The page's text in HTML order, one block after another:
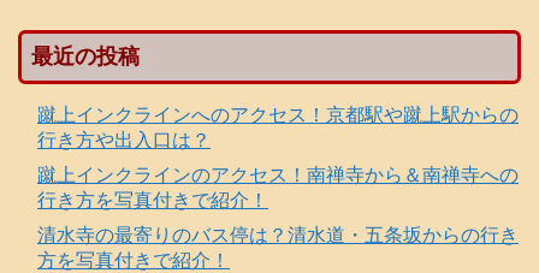
最近の投稿
蹴上インクラインへのアクセス！京都駅や蹴上駅からの
行き方や出入口は？
蹴上インクラインのアクセス！南禅寺から＆南禅寺への
行き方を写真付きで紹介！
清水寺の最寄りのバス停は？清水道・五条坂からの行き
方を写真付きで紹介！